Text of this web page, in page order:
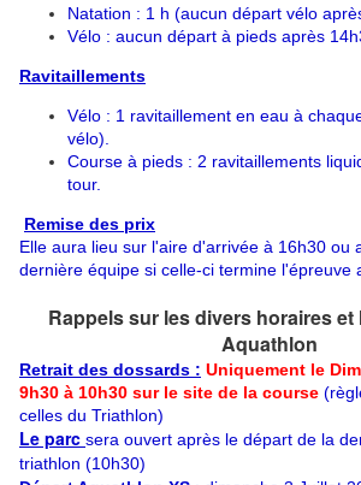
Natation : 1 h (aucun départ vélo
Vélo : aucun départ à pieds après
Ravitaillements
Vélo : 1 ravitaillement en eau à
vélo).
Course à pieds : 2 ravitaillements
tour.
Remise des prix
Elle aura lieu sur l'aire d'arrivée à 16h30​ ou
dernière équipe si celle-ci termine l'épreuve
Rappels sur les divers horaires et
Aquathlon
Retrait des dossards : Uniquement le
9h30 à 10h30 sur le site de la course
celles du Triathlon)
Le parc sera ouvert après le départ de la
triathlon (10h30)